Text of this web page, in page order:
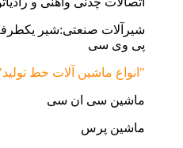
شیرآلات صنعتی:شیر
پی وی سی
"انواع ماشین آلات خط
ماشین سی ان سی
ماشین پرس